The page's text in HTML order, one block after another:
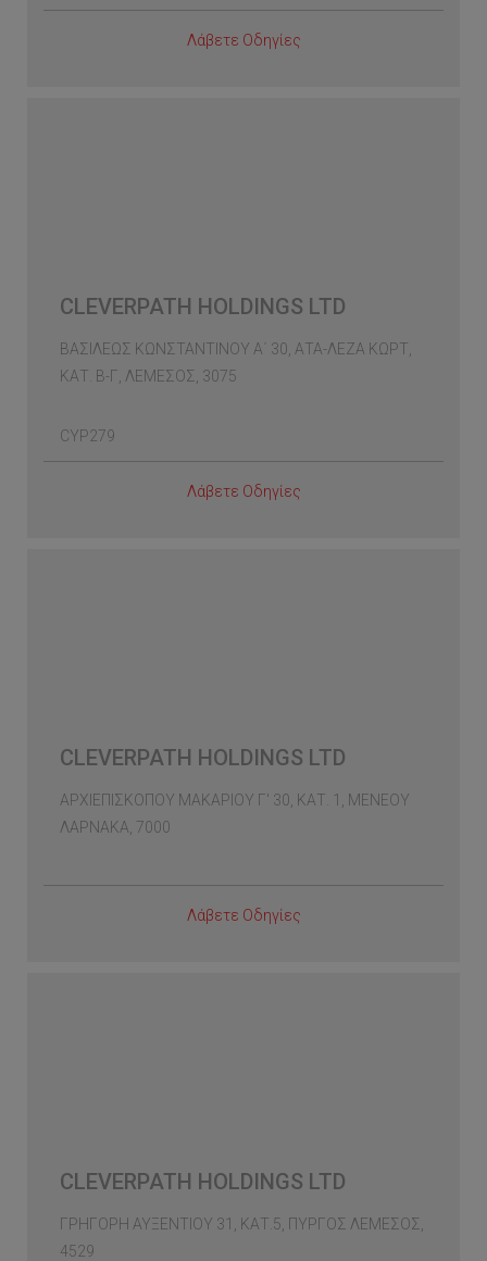
Λάβετε Οδηγίες
CLEVERPATH HOLDINGS LTD
ΒΑΣΙΛΕΩΣ ΚΩΝΣΤΑΝΤΙΝΟΥ Α΄ 30, ΑΤΑ-ΛΕΖΑ ΚΩΡΤ,
ΚΑΤ. Β-Γ, ΛΕΜΕΣΟΣ, 3075
CYP279
Λάβετε Οδηγίες
CLEVERPATH HOLDINGS LTD
ΑΡΧΙΕΠΙΣΚΟΠΟΥ ΜΑΚΑΡΙΟΥ Γ' 30, ΚΑΤ. 1, ΜΕΝΕΟΥ
ΛΑΡΝΑΚΑ, 7000
Λάβετε Οδηγίες
CLEVERPATH HOLDINGS LTD
ΓΡΗΓΟΡΗ ΑΥΞΕΝΤΙΟΥ 31, ΚΑΤ.5, ΠΥΡΓΟΣ ΛΕΜΕΣΟΣ,
4529